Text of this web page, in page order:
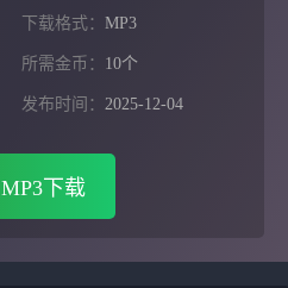
下载格式： MP3
所需金币： 10个
发布时间： 2025-12-04
MP3下载